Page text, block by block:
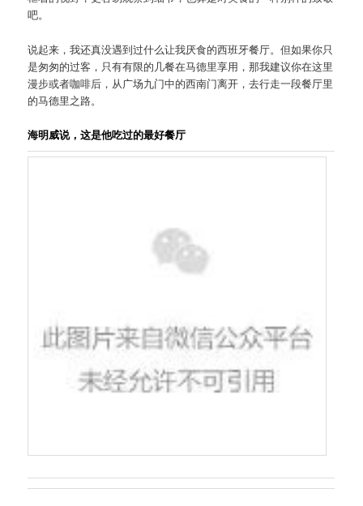
吧。
说起来，我还真没遇到过什么让我厌食的西班牙餐厅。但如果你只
是匆匆的过客，只有有限的几餐在马德里享用，那我建议你在这里
漫步或者咖啡后，从广场九门中的西南门离开，去行走一段餐厅里
的马德里之路。
海明威说，这是他吃过的最好餐厅